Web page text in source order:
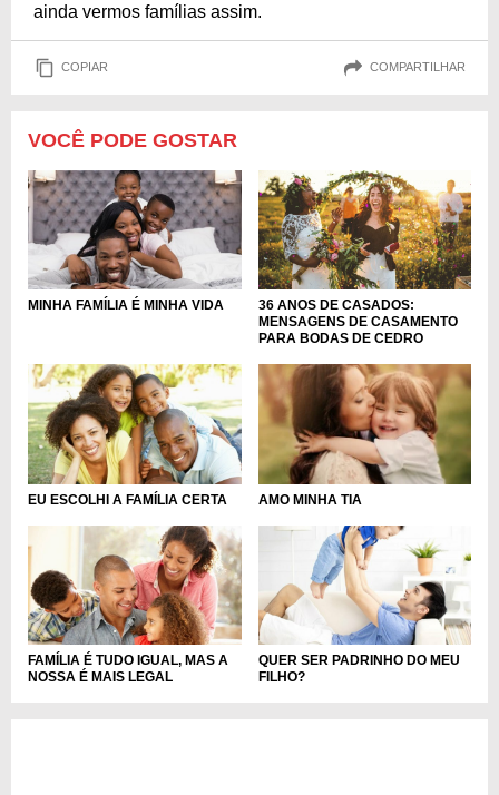
ainda vermos famílias assim.
COPIAR COMPARTILHAR
VOCÊ PODE GOSTAR
MINHA FAMÍLIA É MINHA VIDA
36 ANOS DE CASADOS:
MENSAGENS DE CASAMENTO
PARA BODAS DE CEDRO
EU ESCOLHI A FAMÍLIA CERTA AMO MINHA TIA
FAMÍLIA É TUDO IGUAL, MAS A
NOSSA É MAIS LEGAL
QUER SER PADRINHO DO MEU
FILHO?